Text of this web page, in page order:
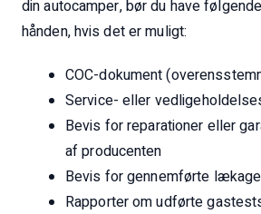
din autocamper, bør du have
hånden, hvis det er muligt:
COC-dokument
Service- eller
Bevis for reparationer eller
af producenten
Bevis for gennemførte
Rapporter om udførte